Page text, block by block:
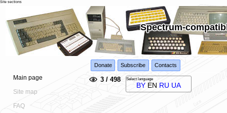
Spectrum-
Main page
Site map
FAQ
Site sections
Donate Subscribe Contacts
3 / 498 Select language
BY EN RU UA